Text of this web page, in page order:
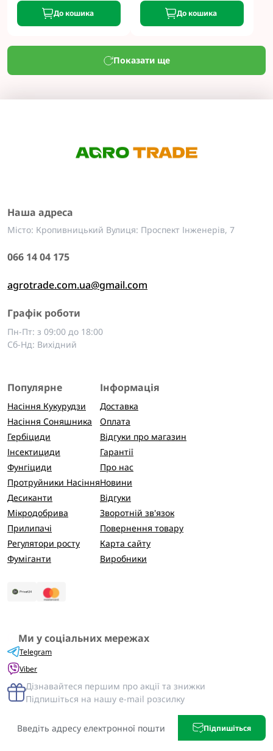
До кошика До кошика
Показати ще
Наша адреса
Місто: Кропивницький Вулиця: Проспект Інженерів, 7
066 14 04 175
agrotrade.com.ua@gmail.com
Графік роботи
Пн-Пт: з 09:00 до 18:00
Сб-Нд: Вихідний
Популярне
Насіння Кукурудзи
Насіння Соняшника
Гербіциди
Інсектициди
Фунгіциди
Протруйники Насіння
Десиканти
Мікродобрива
Прилипачі
Регулятори росту
Фуміганти
Інформація
Доставка
Оплата
Відгуки про магазин
Гарантії
Про нас
Новини
Відгуки
Зворотній зв'язок
Повернення товару
Карта сайту
Виробники
Ми у соціальних мережах
Telegram
Viber
Дізнавайтеся першим про акції та знижки
Підпишіться на нашу e-mail розсилку
Підпишіться